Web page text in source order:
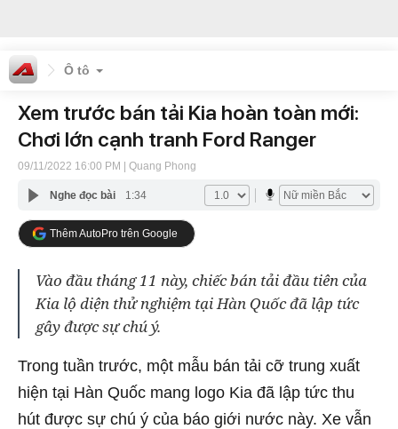
Ô tô
Xem trước bán tải Kia hoàn toàn mới:
Chơi lớn cạnh tranh Ford Ranger
09/11/2022 16:00 PM | Quang Phong
Nghe đọc bài 1:34
Thêm AutoPro trên Google
Vào đầu tháng 11 này, chiếc bán tải đầu tiên của
Kia lộ diện thử nghiệm tại Hàn Quốc đã lập tức
gây được sự chú ý.
Trong tuần trước, một mẫu bán tải cỡ trung xuất
hiện tại Hàn Quốc mang logo Kia đã lập tức thu
hút được sự chú ý của báo giới nước này. Xe vẫn